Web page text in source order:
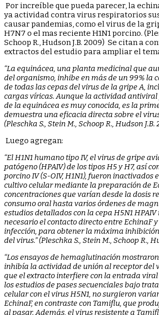
Por increíble que pueda parecer, la
ya actividad contra virus respiratorios
causar pandemias, como el virus de la
H7N7 o el mas reciente H1N1 porcino.
Schoop R., Hudson J.B. 2009) Se citan a
extractos del estudio para ampliar el
“La equinácea, una planta medicinal que
del organismo, inhibe en más de un 99% la
de todas las cepas del virus de la gripe A,
cargas víricas. Aunque la actividad
de la equinácea es muy conocida, es la
demuestra una eficacia directa sobre el virus
(Pleschka S., Stein M., Schoop R., Hudson J.B.
Luego agregan:
“El H1N1 humano tipo IV, el virus de gripe
patógeno (HPAIV) de los tipos H5 y H7, así
porcino IV (S-OIV, H1N1), fueron inactivados
cultivo celular mediante la preparación de
concentraciones que varían desde la dosis
consumo oral hasta varios órdenes de
estudios detallados con la cepa H5N1
necesario el contacto directo entre EchinaF
infección, para obtener la máxima
del virus.” (Pleschka S., Stein M., Schoop R.,
“Los ensayos de hemaglutinación
inhibía la actividad de unión al receptor del
que el extracto interfiere con la entrada viral
los estudios de pases secuenciales bajo
celular con el virus H5N1, no surgieron
EchinaF, en contraste con Tamiflu, que
al pasar. Además, el virus resistente a